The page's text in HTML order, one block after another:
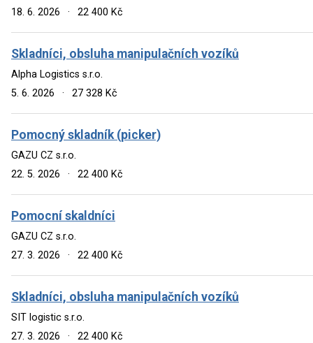
18. 6. 2026
· 22 400 Kč
Skladníci, obsluha manipulačních vozíků
Alpha Logistics s.r.o.
5. 6. 2026
· 27 328 Kč
Pomocný skladník (picker)
GAZU CZ s.r.o.
22. 5. 2026
· 22 400 Kč
Pomocní skaldníci
GAZU CZ s.r.o.
27. 3. 2026
· 22 400 Kč
Skladníci, obsluha manipulačních vozíků
SIT logistic s.r.o.
27. 3. 2026
· 22 400 Kč